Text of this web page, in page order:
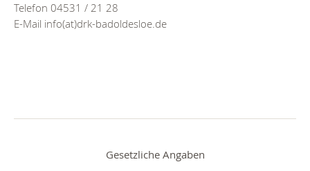
Telefon 04531 / 21 28
E-Mail info(at)drk-badoldesloe.de
Gesetzliche Angaben